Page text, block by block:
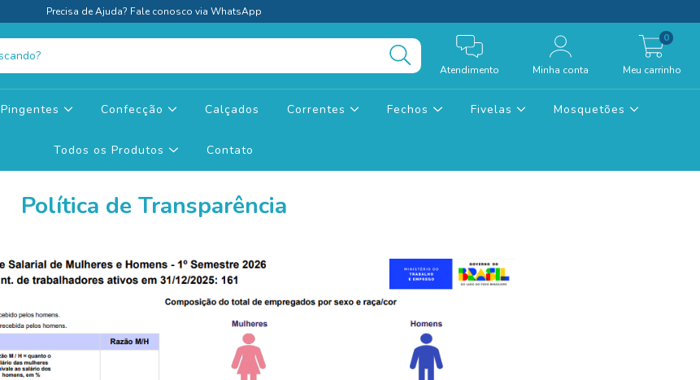
Precisa de Ajuda? Fale conosco via WhatsApp
Atendimento Minha conta Meu carrinho
0
Pingentes Confecção Calçados Correntes Fechos Fivelas Mosquetões
Todos os Produtos Contato
Política de Transparência